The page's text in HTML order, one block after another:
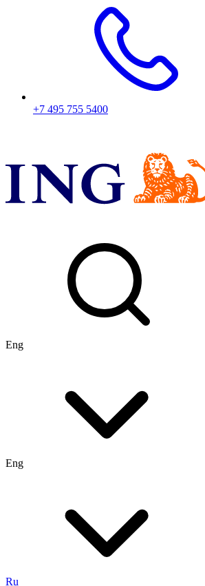
+7 495 755 5400
Eng
Eng
Ru